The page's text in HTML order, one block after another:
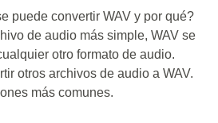
puede convertir WAV y por qué?
de audio más simple, WAV se
otro formato de audio.
otros archivos de audio a WAV.
más comunes.